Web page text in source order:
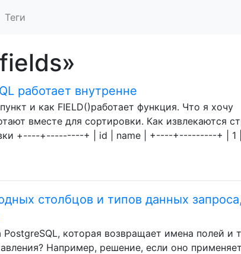
Теги
работает внутренне
и как FIELD()работает функция. Что я хочу
вместе для сортировки. Как извлекаются
+----+---------+ | id | name | +----+---------+ | 1
столбцов и типов данных запроса,
которая возвращает имена полей и
Например, решение, если оно